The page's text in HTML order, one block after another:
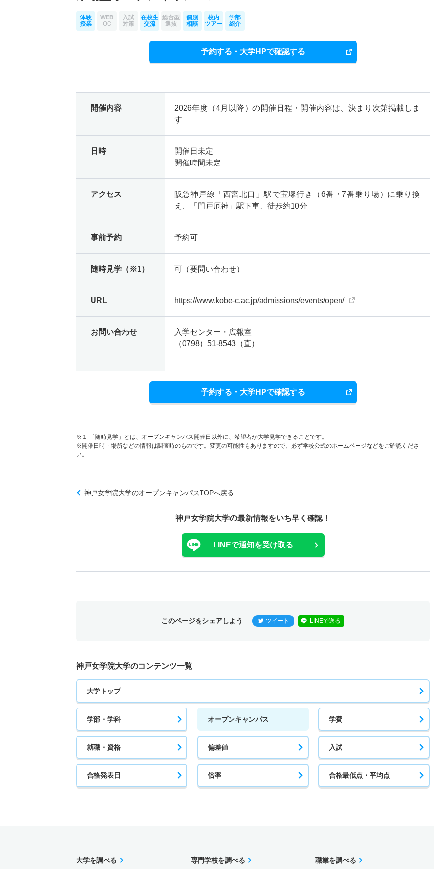
体験
授業
WEB
OC
入試
対策
在校生
交流
総合型
選抜
個別
相談
校内
ツアー
学部
紹介
予約する・大学HPで確認する
開催内容
2026年度（4月以降）の開催日程・開催内容は、決まり次第掲載しま
す
日時
開催日未定
開催時間未定
アクセス
阪急神戸線「西宮北口」駅で宝塚行き（6番・7番乗り場）に乗り換
え、「門戸厄神」駅下車、徒歩約10分
事前予約 予約可
随時見学（※1） 可（要問い合わせ）
URL https://www.kobe-c.ac.jp/admissions/events/open/
お問い合わせ
入学センター・広報室
（0798）51-8543（直）
予約する・大学HPで確認する
※１ 「随時見学」とは、オープンキャンパス開催日以外に、希望者が大学見学できることです。
※開催日時・場所などの情報は調査時のものです。変更の可能性もありますので、必ず学校公式のホームページなどをご確認くださ
い。
神戸女学院大学のオープンキャンパスTOPへ戻る
神戸女学院大学の最新情報をいち早く確認！
LINEで通知を受け取る
このページをシェアしよう ツイート LINEで送る
神戸女学院大学のコンテンツ一覧
大学トップ
学部・学科 オープンキャンパス 学費
就職・資格 偏差値 入試
合格発表日 倍率 合格最低点・平均点
大学を調べる 専門学校を調べる 職業を調べる